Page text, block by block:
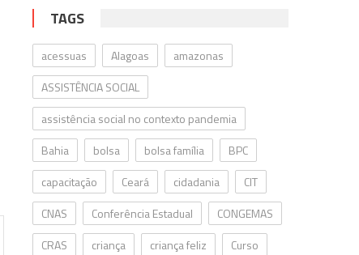
TAGS
acessuas Alagoas
amazonas
ASSISTÊNCIA SOCIAL
assistência social no contexto pandemia
Bahia
bolsa bolsa família
BPC
capacitação
Ceará cidadania
CIT
CNAS
Conferência Estadual
CONGEMAS
CRAS
criança criança feliz
Curso